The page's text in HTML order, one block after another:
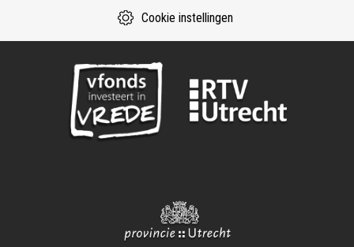
Cookie instellingen